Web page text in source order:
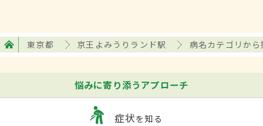
東京都 京王よみうりランド駅 病名カテゴリか
悩みに寄り添うアプローチ
症状を知る